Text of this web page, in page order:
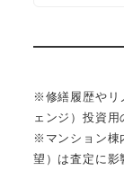
※修繕履歴やリ
ェンジ）投資用
※マンション棟
望）は査定に影